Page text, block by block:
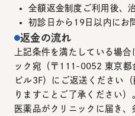
全額返金制度ご利用後、
初診日から19日以内にお
返金の流れ
上記条件を満たしている場
ック宛（〒111-0052 東京
ビル3F）にご返送ください
りますことご了承ください）
医薬品がクリニックに届き